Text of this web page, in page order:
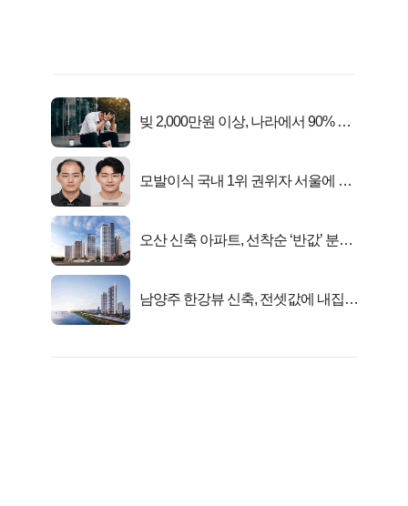
빚 2,000만원 이상, 나라에서 90% 갚
모발이식 국내 1위 권위자 서울에 있
오산 신축 아파트, 선착순 ‘반값’ 분양
남양주 한강뷰 신축, 전셋값에 내집마